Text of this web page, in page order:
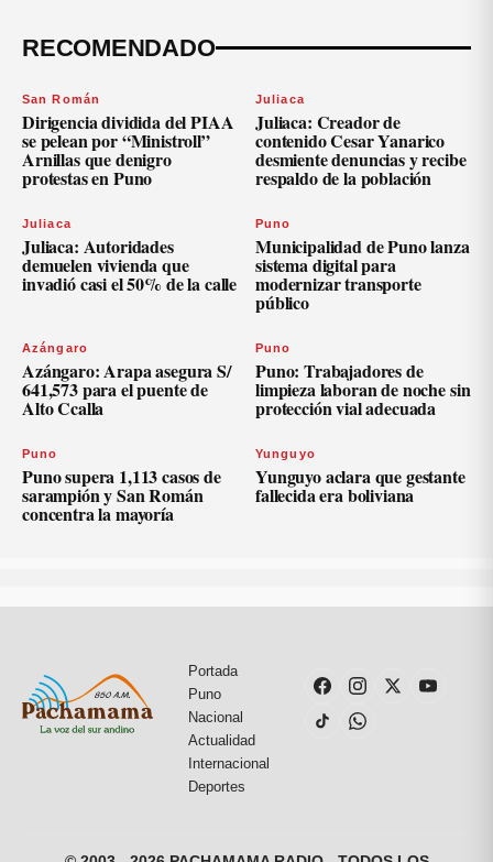
RECOMENDADO
San Román
Dirigencia dividida del PIAA
se pelean por “Ministroll”
Arnillas que denigro
protestas en Puno
Juliaca
Juliaca: Creador de
contenido Cesar Yanarico
desmiente denuncias y recibe
respaldo de la población
Juliaca
Juliaca: Autoridades
demuelen vivienda que
invadió casi el 50% de la calle
Puno
Municipalidad de Puno lanza
sistema digital para
modernizar transporte
público
Azángaro
Azángaro: Arapa asegura S/
641,573 para el puente de
Alto Ccalla
Puno
Puno: Trabajadores de
limpieza laboran de noche sin
protección vial adecuada
Puno
Puno supera 1,113 casos de
sarampión y San Román
concentra la mayoría
Yunguyo
Yunguyo aclara que gestante
fallecida era boliviana
Portada
Puno
Nacional
Actualidad
Internacional
Deportes